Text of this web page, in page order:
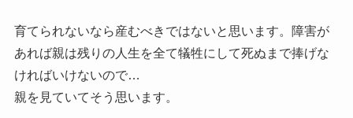
育てられないなら産むべきではないと思います。障害が
あれば親は残りの人生を全て犠牲にして死ぬまで捧げな
ければいけないので…
親を見ていてそう思います。